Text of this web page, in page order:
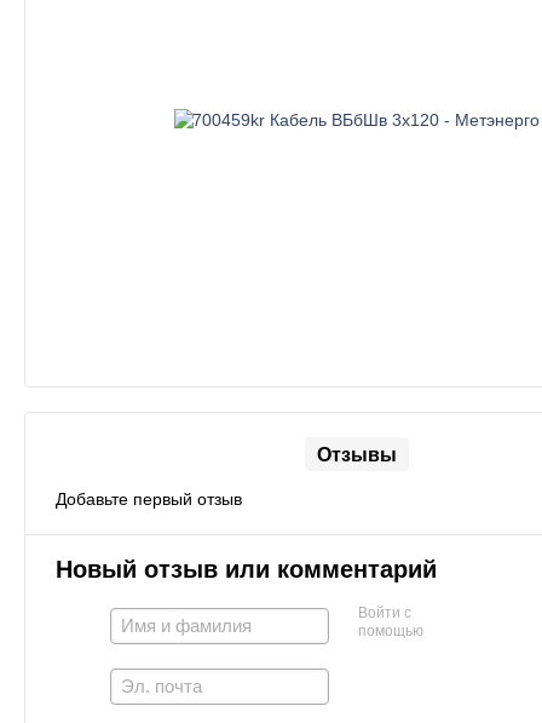
Отзывы
Добавьте первый отзыв
Новый отзыв или комментарий
Войти с
помощью